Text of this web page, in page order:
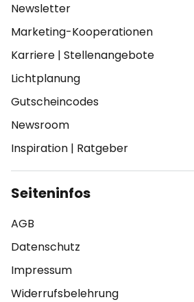
Newsletter
Marketing-Kooperationen
Karriere | Stellenangebote
Lichtplanung
Gutscheincodes
Newsroom
Inspiration | Ratgeber
Seiteninfos
AGB
Datenschutz
Impressum
Widerrufsbelehrung